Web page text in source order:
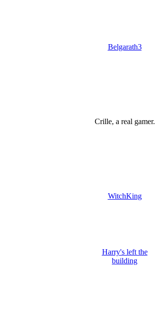
Belgarath3
Crille, a real gamer.
WitchKing
Harry's left the
building